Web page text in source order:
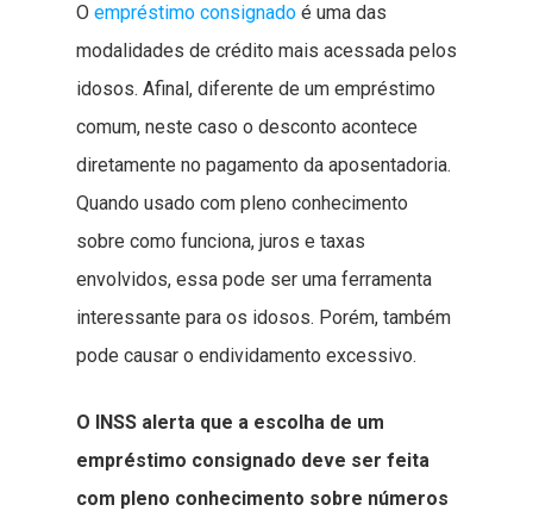
O empréstimo consignado é uma das
modalidades de crédito mais acessada pelos
idosos. Afinal, diferente de um empréstimo
comum, neste caso o desconto acontece
diretamente no pagamento da aposentadoria.
Quando usado com pleno conhecimento
sobre como funciona, juros e taxas
envolvidos, essa pode ser uma ferramenta
interessante para os idosos. Porém, também
pode causar o endividamento excessivo.
O INSS alerta que a escolha de um
empréstimo consignado deve ser feita
com pleno conhecimento sobre números